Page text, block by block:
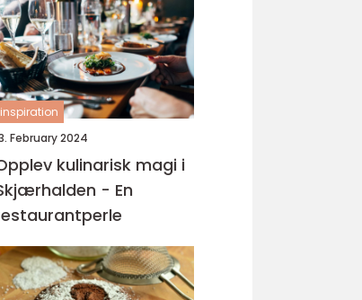
inspiration
February 2024
kulinarisk magi i
- En